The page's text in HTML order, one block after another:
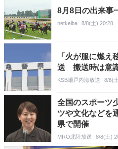
8月8日の出来事
netkeiba 8/8(土) 20:28
「火が服に燃え
送 搬送時は意
KSB瀬戸内海放送 8/8(
全国のスポーツ
ツや文化などを
県で開催
MRO北陸放送 8/8(土)